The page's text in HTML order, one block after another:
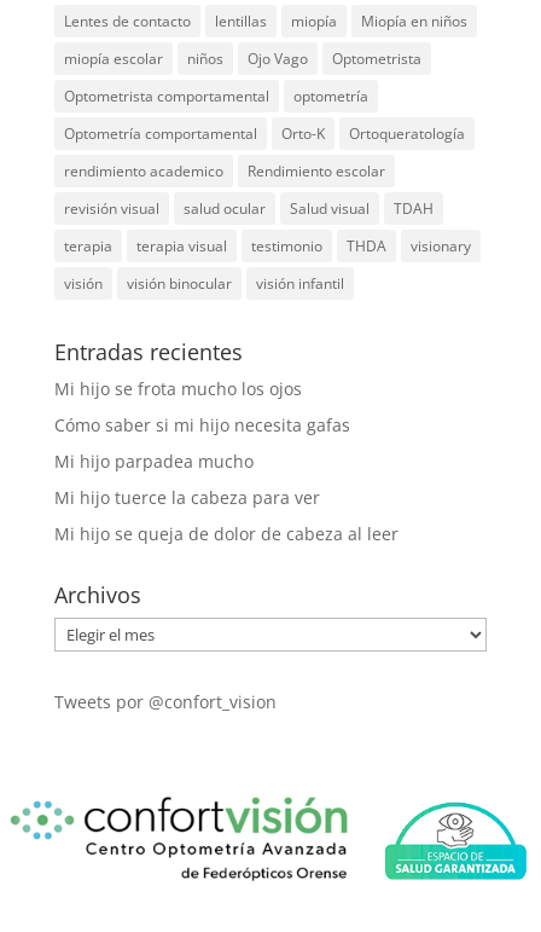
Lentes de contacto
lentillas miopía
Miopía en niños
miopía escolar
niños Ojo Vago
Optometrista
Optometrista comportamental
optometría
Optometría comportamental
Orto-K
Ortoqueratología
rendimiento academico
Rendimiento escolar
revisión visual
salud ocular Salud visual
TDAH
terapia
terapia visual testimonio THDA
visionary
visión
visión binocular visión infantil
Entradas recientes
Mi hijo se frota mucho los ojos
Cómo saber si mi hijo necesita gafas
Mi hijo parpadea mucho
Mi hijo tuerce la cabeza para ver
Mi hijo se queja de dolor de cabeza al leer
Archivos
Archivos
Tweets por @confort_vision